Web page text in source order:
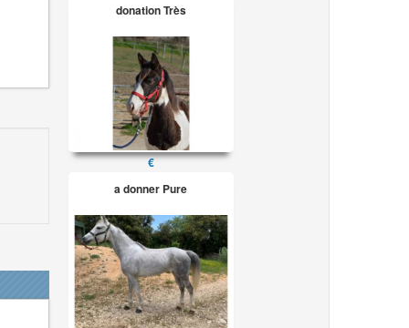
donation Très
€
a donner Pure